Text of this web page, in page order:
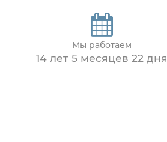
Мы работаем
14 лет 5 месяцев 22 дня